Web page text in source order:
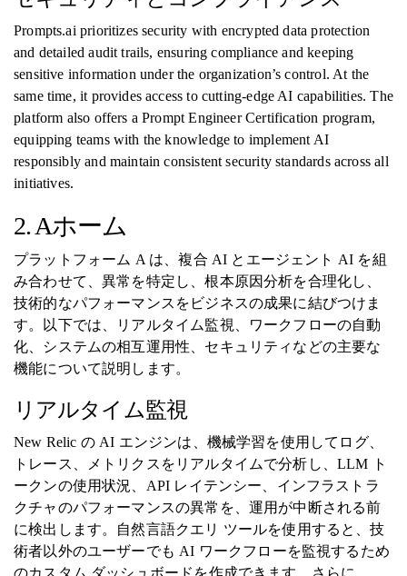
Prompts.ai prioritizes security with encrypted data protection
and detailed audit trails, ensuring compliance and keeping
sensitive information under the organization’s control. At the
same time, it provides access to cutting-edge AI capabilities. The
platform also offers a Prompt Engineer Certification program,
equipping teams with the knowledge to implement AI
responsibly and maintain consistent security standards across all
initiatives.
2. Aホーム
プラットフォーム A は、複合 AI とエージェント AI を組
み合わせて、異常を特定し、根本原因分析を合理化し、
技術的なパフォーマンスをビジネスの成果に結びつけま
す。以下では、リアルタイム監視、ワークフローの自動
化、システムの相互運用性、セキュリティなどの主要な
機能について説明します。
リアルタイム監視
New Relic の AI エンジンは、機械学習を使用してログ、
トレース、メトリクスをリアルタイムで分析し、LLM ト
ークンの使用状況、API レイテンシー、インフラストラ
クチャのパフォーマンスの異常を、運用が中断される前
に検出します。自然言語クエリ ツールを使用すると、技
術者以外のユーザーでも AI ワークフローを監視するため
のカスタム ダッシュボードを作成できます。さらに、